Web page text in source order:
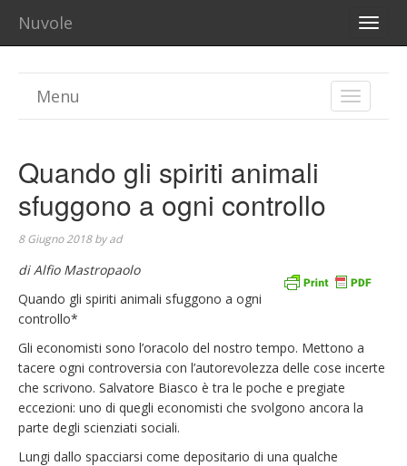
Nuvole
TOGGLE
Menu
Quando gli spiriti animali
sfuggono a ogni controllo
8 Giugno 2018 byad
di Alfio Mastropaolo
Quando gli spiriti animali sfuggono a ogni
controllo*
Gli economisti sono l’oracolo del nostro tempo. Mettono a
tacere ogni controversia con l’autorevolezza delle cose incerte
che scrivono. Salvatore Biasco è tra le poche e pregiate
eccezioni: uno di quegli economisti che svolgono ancora la
parte degli scienziati sociali.
Lungi dallo spacciarsi come depositario di una qualche